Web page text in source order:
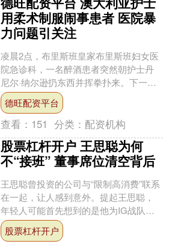
用柔术制服闹事患者 医院暴
力问题引关注
凌晨2点，布里斯班皇家布里斯班妇女医
院急诊科，一名醉酒患者突然朝护士丹
尼尔·纳尔逊扔东西并挥拳扑来。下一
秒，这名醉汉被摔在地上动弹不得。这
段监控视频在社交平台播....
德旺配资平台
查看： 151 分类： 配资机构
股票杠杆开户 王思聪为何
不“接班” 董事席位清空背后
王思聪曾投资的公司与“限制高消费”联系
在一起，让人感到意外。提起王思聪，
年轻人可能首先想到的是他为IG战队砸
钱、将电竞世界冠军奖杯带回中国的“王
校长”，而年长一....
股票杠杆开户